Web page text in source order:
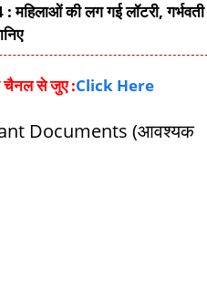
की लग गई लॉटरी, गर्भवती
चैनल से जुए :Click Here
Documents (आवश्यक